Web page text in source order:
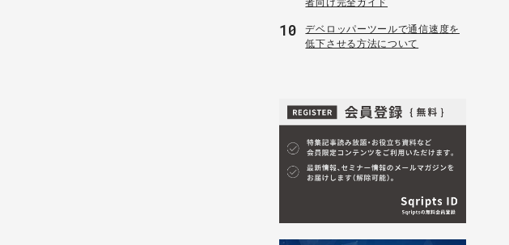
10
デベロッパーツールで通信速度を
低下させる方法について